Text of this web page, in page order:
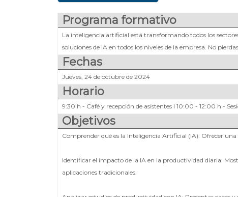
Programa formativo
La inteligencia artificial está transformando todos los
soluciones de IA en todos los niveles de la empresa. No
Fechas
Jueves, 24 de octubre de 2024
Horario
9:30 h - Café y recepción de asistentes I 10:00 - 12:00 h -
Objetivos
Comprender qué es la Inteligencia Artificial (IA): Ofrecer
Identificar el impacto de la IA en la productividad diaria:
aplicaciones tradicionales.